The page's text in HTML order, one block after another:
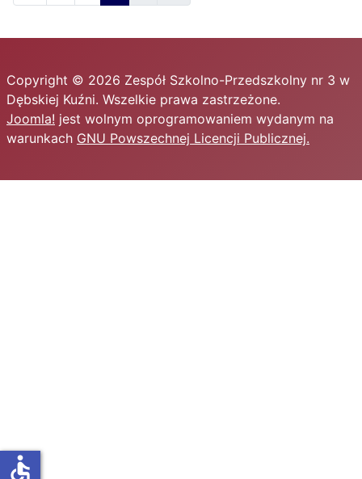
Copyright © 2026 Zespół Szkolno-Przedszkolny nr 3 w
Dębskiej Kuźni. Wszelkie prawa zastrzeżone.
Joomla! jest wolnym oprogramowaniem wydanym na
warunkach GNU Powszechnej Licencji Publicznej.
accessible